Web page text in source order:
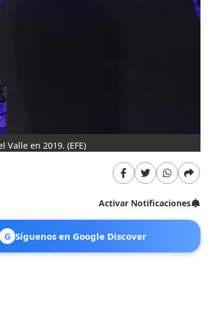
Valle en 2019. (EFE)
Activar Notificaciones
G Síguenos en Google Discover